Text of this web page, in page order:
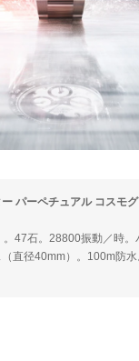
パーペチュアル コスモグ
47石。28800振動／時。
直径40mm）。100m防